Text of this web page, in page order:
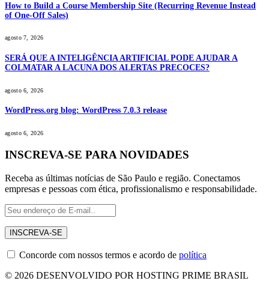
How to Build a Course Membership Site (Recurring Revenue Instead
of One-Off Sales)
agosto 7, 2026
SERÁ QUE A INTELIGÊNCIA ARTIFICIAL PODE AJUDAR A
COLMATAR A LACUNA DOS ALERTAS PRECOCES?
agosto 6, 2026
WordPress.org blog: WordPress 7.0.3 release
agosto 6, 2026
INSCREVA-SE PARA NOVIDADES
Receba as últimas notícias de São Paulo e região. Conectamos
empresas e pessoas com ética, profissionalismo e responsabilidade.
Concorde com nossos termos e acordo de política
© 2026 DESENVOLVIDO POR HOSTING PRIME BRASIL